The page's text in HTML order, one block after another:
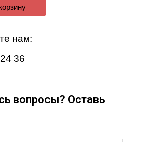
нам:
36
вопросы? Оставь